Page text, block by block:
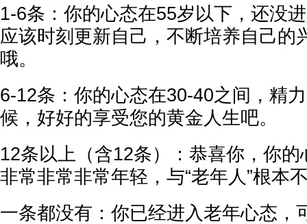
1-6条：你的心态在55岁以下，还没
应该时刻更新自己，不断培养自己的
哦。
6-12条：你的心态在30-40之间，精
候，好好的享受您的黄金人生吧。
12条以上（含12条）：恭喜你，你
非常非常非常年轻，与“老年人”根本
一条都没有：你已经进入老年心态，